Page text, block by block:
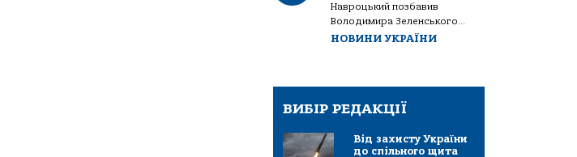
Навроцький позбавив
Володимира Зеленського...
НОВИНИ УКРАЇНИ
ВИБІР РЕДАКЦІЇ
Від захисту України
до спільного щита